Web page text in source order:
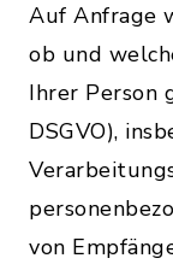
Auf Anfrage
ob und
Ihrer Person
DSGVO),
von